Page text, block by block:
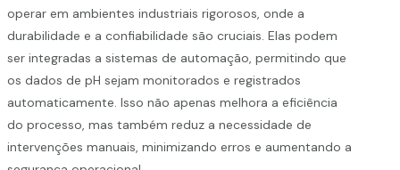
operar em ambientes industriais rigorosos, onde a
durabilidade e a confiabilidade são cruciais. Elas podem
ser integradas a sistemas de automação, permitindo que
os dados de pH sejam monitorados e registrados
automaticamente. Isso não apenas melhora a eficiência
do processo, mas também reduz a necessidade de
intervenções manuais, minimizando erros e aumentando a